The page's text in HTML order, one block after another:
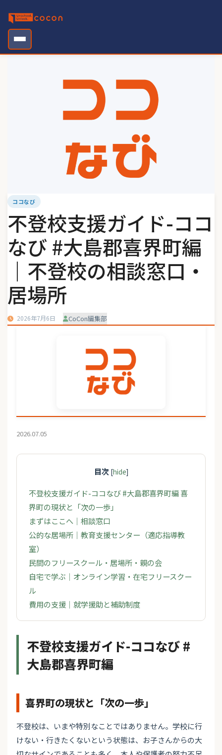
content
ココなび
不登校支援ガイド-ココ
なび #大島郡喜界町編
｜不登校の相談窓口・
居場所
2026年7月6日 CoCon編集部
2026.07.05
目次 [hide]
不登校支援ガイド-ココなび #大島郡喜界町編 喜
界町の現状と「次の一歩」
まずはここへ｜相談窓口
公的な居場所｜教育支援センター（適応指導教
室）
民間のフリースクール・居場所・親の会
自宅で学ぶ｜オンライン学習・在宅フリースクー
ル
費用の支援｜就学援助と補助制度
不登校支援ガイド-ココなび #
大島郡喜界町編
喜界町の現状と「次の一歩」
不登校は、いまや特別なことではありません。学校に行
けない・行きたくないという状態は、お子さんからの大